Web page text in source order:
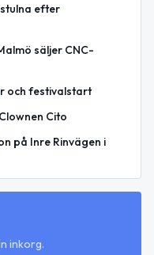
efter
säljer CNC-
och festivalstart
Cito
på Inre Rinvägen i
inkorg.